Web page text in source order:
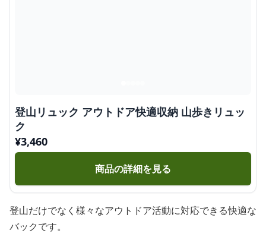
登山リュック アウトドア快適収納 山歩きリュッ
ク
¥3,460
商品の詳細を見る
登山だけでなく様々なアウトドア活動に対応できる快適な
バックです。